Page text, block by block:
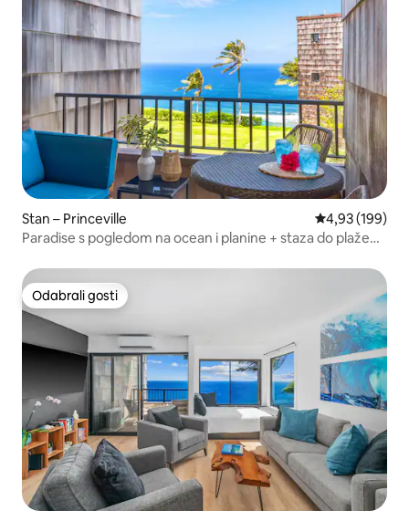
Stan – Princeville Prosječna
4,93 (199)
Paradise s pogledom na ocean i planine + staza do plaže
Odabrali gosti
Odabrali gosti